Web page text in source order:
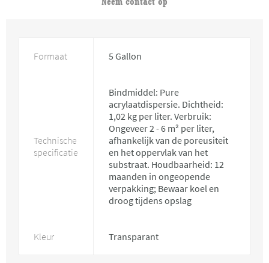
Formaat 5 Gallon
Technische
specificatie
Bindmiddel: Pure
acrylaatdispersie. Dichtheid:
1,02 kg per liter. Verbruik:
Ongeveer 2 - 6 m² per liter,
afhankelijk van de poreusiteit
en het oppervlak van het
substraat. Houdbaarheid: 12
maanden in ongeopende
verpakking; Bewaar koel en
droog tijdens opslag
Kleur Transparant